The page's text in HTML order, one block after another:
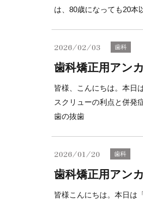
は、80歳になっても20本
2026/02/03 歯科
歯科矯正用アン
皆様、こんにちは。本日
スクリューの利点と併発
歯の抜歯
2026/01/20 歯科
歯科矯正用アン
皆様こんにちは。本日は